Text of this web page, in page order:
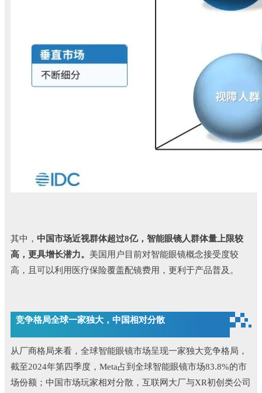
其中， 中国市场近视群体超过8亿，智能眼镜人群体量上限较
高，更具增长潜力。 美国用户目前对智能眼镜概念接受度较
高，且可以利用医疗保险覆盖配镜费用，更利于产品普及。
竞争格局全球一家独大，中国相对分散
从厂商格局来看，全球智能眼镜市场呈现一家独大竞争格局，
截至2024年第四季度，Meta占到全球智能眼镜市场83.8%的市
场份额；中国市场玩家相对分散，互联网大厂与XR初创类公司